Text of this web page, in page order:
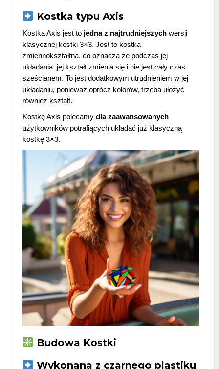
Kostka typu Axis
Kostka Axis jest to jedna z najtrudniejszych wersji
klasycznej kostki 3×3. Jest to kostka
zmiennokształtna, co oznacza że podczas jej
układania, jej kształt zmienia się i nie jest cały czas
sześcianem. To jest dodatkowym utrudnieniem w jej
układaniu, ponieważ oprócz kolorów, trzeba ułożyć
również kształt.
Kostkę Axis polecamy dla zaawansowanych
użytkowników potrafiących układać już klasyczną
kostkę 3×3.
Budowa Kostki
Wykonana z czarnego plastiku